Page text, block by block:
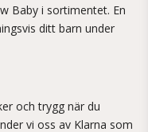
Baby i sortimentet. En
ditt barn under
och trygg när du
vi oss av Klarna som